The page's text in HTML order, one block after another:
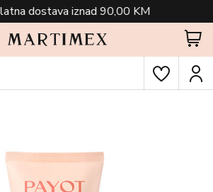
dostava iznad 90,00 KM